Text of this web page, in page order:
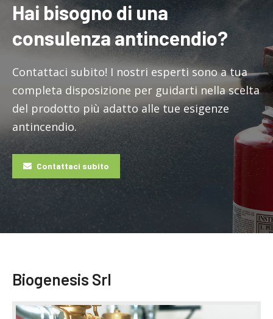
Hai bisogno di una
consulenza antincendio?
Contattaci subito! I nostri esperti sono a tua
completa disposizione per guidarti nella scelta
del prodotto più adatto alle tue esigenze
antincendio.
Contattaci subito
Biogenesis Srl